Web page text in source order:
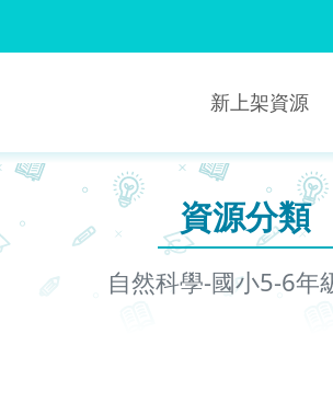
新上架資源
資源分類
自然科學-國小5-6年